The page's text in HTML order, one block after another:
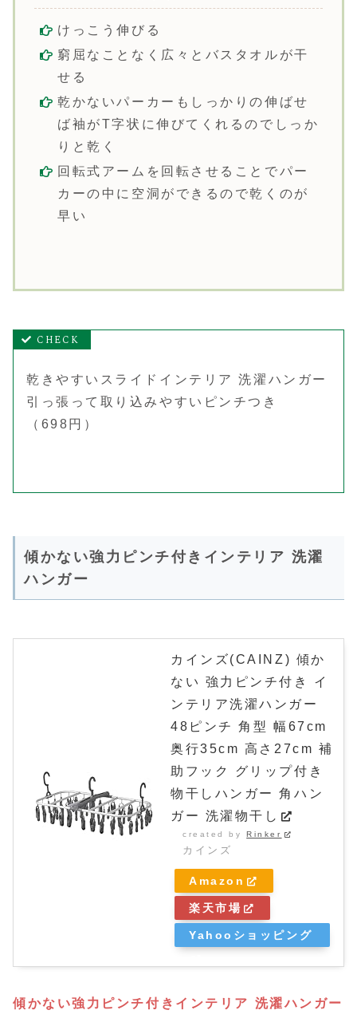
けっこう伸びる
窮屈なことなく広々とバスタオルが干
せる
乾かないパーカーもしっかりの伸ばせ
ば袖がT字状に伸びてくれるのでしっか
りと乾く
回転式アームを回転させることでパー
カーの中に空洞ができるので乾くのが
早い
乾きやすいスライドインテリア 洗濯ハンガー
引っ張って取り込みやすいピンチつき
（698円）
傾かない強力ピンチ付きインテリア 洗濯
ハンガー
カインズ(CAINZ) 傾か
ない 強力ピンチ付き イ
ンテリア洗濯ハンガー
48ピンチ 角型 幅67cm
奥行35cm 高さ27cm 補
助フック グリップ付き
物干しハンガー 角ハン
ガー 洗濯物干し
created byRinker
カインズ
Amazon
楽天市場
Yahooショッピング
傾かない強力ピンチ付きインテリア 洗濯ハンガー